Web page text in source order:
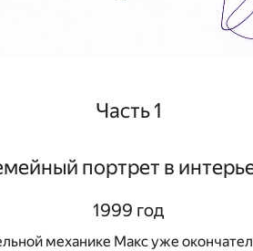
Часть 1
портрет в
1999 год
механике Макс уже